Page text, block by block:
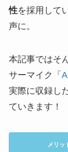
性を採用して
声に。
本記事ではそ
サーマイク「
実際に収録し
ていきます！
メリッ